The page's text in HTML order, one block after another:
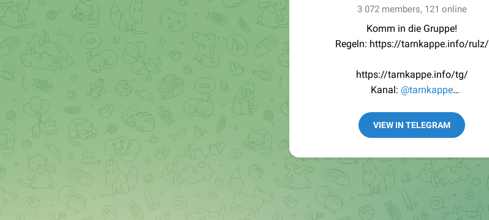
3 072 members, 121 online
Komm in die Gruppe!
Regeln: https://tarnkappe.info/rulz/
https://tarnkappe.info/tg/
Kanal: @tarnkappe
Best of:@bestoftarnkappe
VIEW IN TELEGRAM